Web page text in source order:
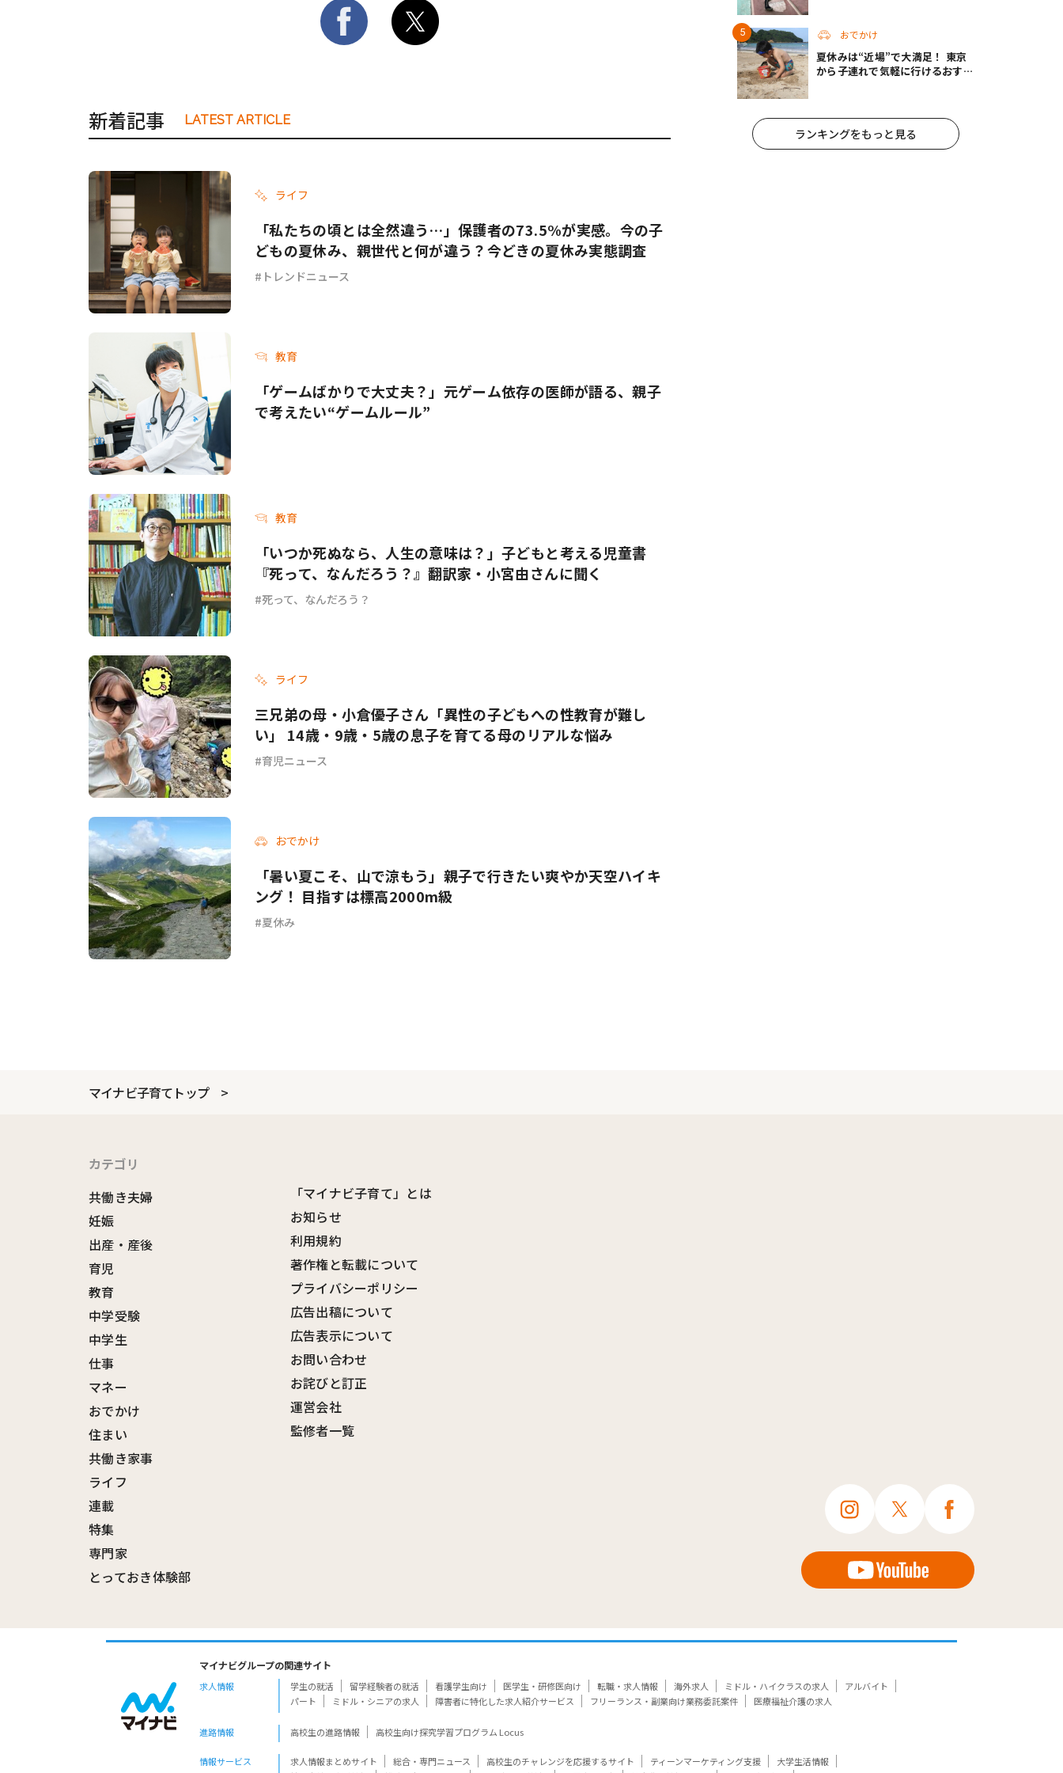
新着記事 LATEST ARTICLE
ライフ
「私たちの頃とは全然違う…」保護者の73.5%が実感。今の子
どもの夏休み、親世代と何が違う？今どきの夏休み実態調査
トレンドニュース
教育
「ゲームばかりで大丈夫？」元ゲーム依存の医師が語る、親子
で考えたい“ゲームルール”
教育
「いつか死ぬなら、人生の意味は？」子どもと考える児童書
『死って、なんだろう？』翻訳家・小宮由さんに聞く
死って、なんだろう？
ライフ
三兄弟の母・小倉優子さん「異性の子どもへの性教育が難し
い」 14歳・9歳・5歳の息子を育てる母のリアルな悩み
育児ニュース
おでかけ
「暑い夏こそ、山で涼もう」親子で行きたい爽やか天空ハイキ
ング！ 目指すは標高2000m級
夏休み
おでかけ
夏休みは“近場”で大満足！ 東京
から子連れで気軽に行けるおすす
ランキングをもっと見る
マイナビ子育てトップ
カテゴリ
共働き夫婦
妊娠
出産・産後
育児
教育
中学受験
中学生
仕事
マネー
おでかけ
住まい
共働き家事
ライフ
連載
特集
専門家
とっておき体験部
「マイナビ子育て」とは
お知らせ
利用規約
著作権と転載について
プライバシーポリシー
広告出稿について
広告表示について
お問い合わせ
お詫びと訂正
運営会社
監修者一覧
マイナビグループの関連サイト
求人情報 学生の就活 留学経験者の就活 看護学生向け 医学生・研修医向け 転職・求人情報 海外求人 ミドル・ハイクラスの求人
アルバイト
パート
ミドル・シニアの求人 障害者に特化した求人紹介サービス フリーランス・副業向け業務委託案件 医療福祉介護の求人
進路情報 高校生の進路情報 高校生向け探究学習プログラム Locus
情報サービス 求人情報まとめサイト 総合・専門ニュース 高校生のチャレンジを応援するサイト ティーンマーケティング支援
大学生活情報